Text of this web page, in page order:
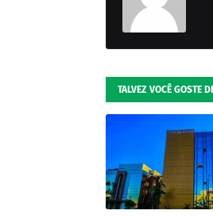
TALVEZ VOCÊ GOSTE